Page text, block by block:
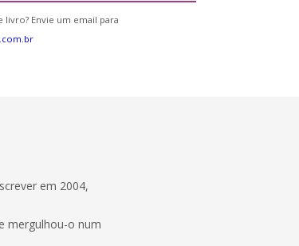
Envie um email para
em 2004,
mergulhou-o num